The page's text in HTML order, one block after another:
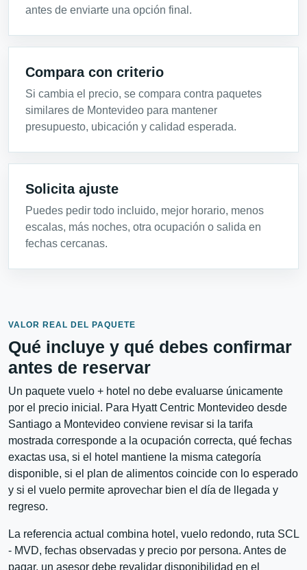
antes de enviarte una opción final.
Compara con criterio
Si cambia el precio, se compara contra paquetes
similares de Montevideo para mantener
presupuesto, ubicación y calidad esperada.
Solicita ajuste
Puedes pedir todo incluido, mejor horario, menos
escalas, más noches, otra ocupación o salida en
fechas cercanas.
VALOR REAL DEL PAQUETE
Qué incluye y qué debes confirmar
antes de reservar
Un paquete vuelo + hotel no debe evaluarse únicamente
por el precio inicial. Para Hyatt Centric Montevideo desde
Santiago a Montevideo conviene revisar si la tarifa
mostrada corresponde a la ocupación correcta, qué fechas
exactas usa, si el hotel mantiene la misma categoría
disponible, si el plan de alimentos coincide con lo esperado
y si el vuelo permite aprovechar bien el día de llegada y
regreso.
La referencia actual combina hotel, vuelo redondo, ruta SCL
- MVD, fechas observadas y precio por persona. Antes de
pagar, un asesor debe revalidar disponibilidad en el